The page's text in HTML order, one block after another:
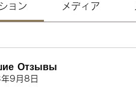
ョン メディア
Отзывы
9月8日